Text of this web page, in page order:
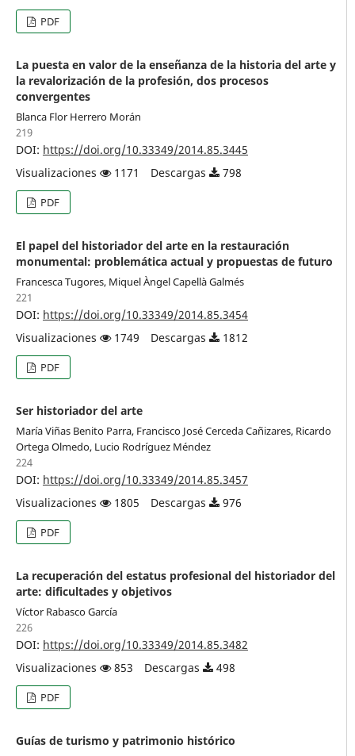
PDF
La puesta en valor de la enseñanza de la historia del arte y
la revalorización de la profesión, dos procesos
convergentes
Blanca Flor Herrero Morán
219
DOI: https://doi.org/10.33349/2014.85.3445
Visualizaciones
1171 Descargas 798
PDF
El papel del historiador del arte en la restauración
monumental: problemática actual y propuestas de futuro
Francesca Tugores, Miquel Àngel Capellà Galmés
221
DOI: https://doi.org/10.33349/2014.85.3454
Visualizaciones
1749 Descargas 1812
PDF
Ser historiador del arte
María Viñas Benito Parra, Francisco José Cerceda Cañizares, Ricardo
Ortega Olmedo, Lucio Rodríguez Méndez
224
DOI: https://doi.org/10.33349/2014.85.3457
Visualizaciones
1805 Descargas 976
PDF
La recuperación del estatus profesional del historiador del
arte: dificultades y objetivos
Víctor Rabasco García
226
DOI: https://doi.org/10.33349/2014.85.3482
Visualizaciones
853 Descargas 498
PDF
Guías de turismo y patrimonio histórico